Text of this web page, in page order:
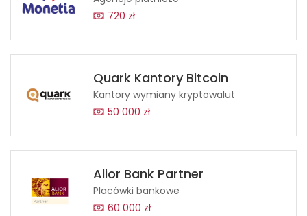
720 zł
Quark Kantory Bitcoin
Kantory wymiany kryptowalut
50 000 zł
Alior Bank Partner
Placówki bankowe
60 000 zł